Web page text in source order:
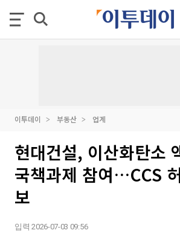
이투데이 부동산 업계
현대건설, 이산화탄소
국책과제 참여…CCS
보
입력 2026-07-03 09:56